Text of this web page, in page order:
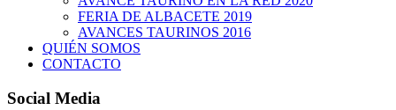
FERIA DE ALBACETE 2019
AVANCES TAURINOS 2016
QUIÉN SOMOS
CONTACTO
Social Media